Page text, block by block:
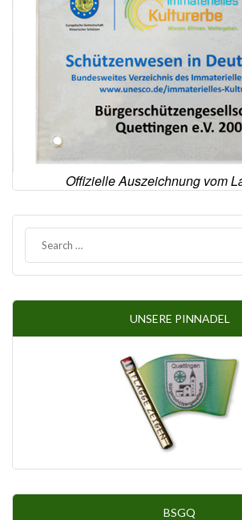
Offizielle Auszeichnung vom
UNSERE PINNADEL
BSGQ